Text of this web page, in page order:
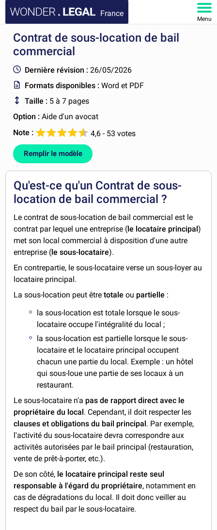
France
Menu
ACCUEIL
FAQ
MON COMPTE
Contrat de sous-location de bail
commercial
Dernière révision : 26/05/2026
Formats disponibles :Word et PDF
Taille : 5 à 7 pages
Option :Aide d'un avocat
Note :
4,6 - 53 votes
Remplir le modèle
Qu'est-ce qu'un Contrat de sous-
location de bail commercial ?
Le contrat de sous-location de bail commercial est le
contrat par lequel une entreprise ( le locataire principal)
met son local commercial à disposition d'une autre
entreprise ( le sous-locataire).
En contrepartie, le sous-locataire verse un sous-loyer au
locataire principal.
La sous-location peut êtretotaleou partielle :
la sous-location est totale lorsque le sous-
locataire occupe l'intégralité du local ;
la sous-location est partielle lorsque le sous-
locataire et le locataire principal occupent
chacun une partie du local. Exemple : un hôtel
qui sous-loue une partie de ses locaux à un
restaurant.
Le sous-locataire n'a pas de rapport direct avec le
propriétaire du local. Cependant, il doit respecter les
clauses et obligations du bail principal. Par exemple,
l'activité du sous-locataire devra correspondre aux
activités autorisées par le bail principal (restauration,
vente de prêt-à-porter, etc.).
De son côté, le locataire principal reste seul
responsable à l'égard du propriétaire, notamment en
cas de dégradations du local. Il doit donc veiller au
respect du bail par le sous-locataire.